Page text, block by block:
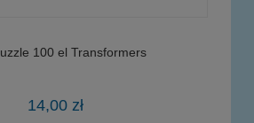
100 el Transformers
14,00 zł